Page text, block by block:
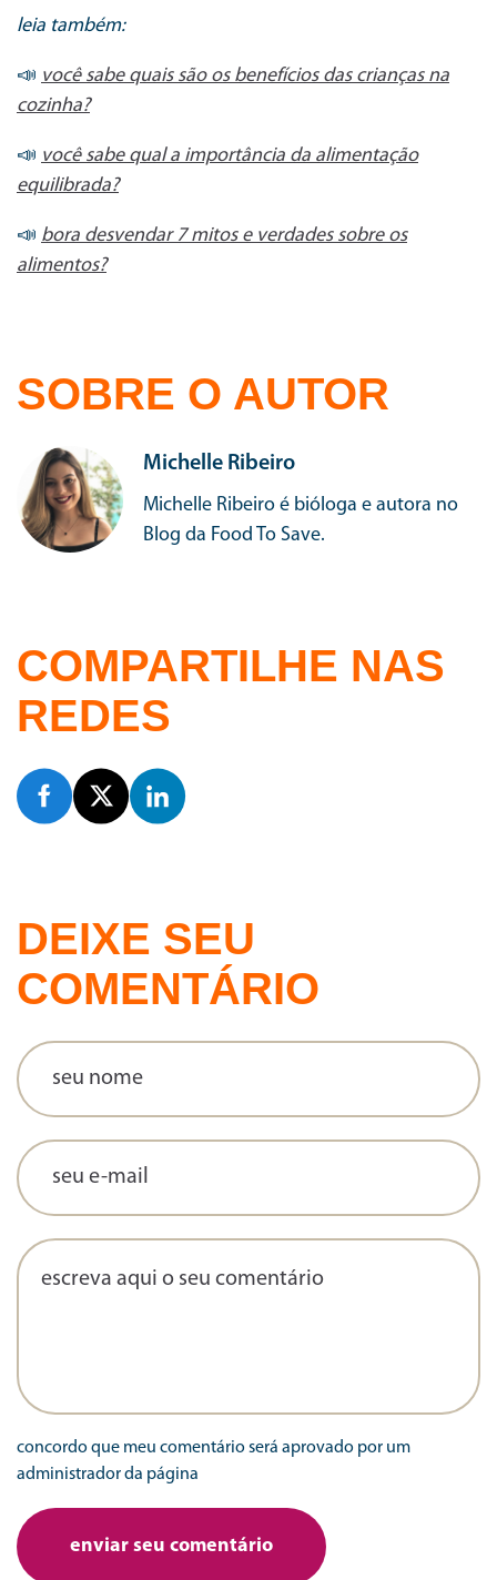
leia também:
📣 você sabe quais são os benefícios das crianças na
cozinha?
📣 você sabe qual a importância da alimentação
equilibrada?
📣 bora desvendar 7 mitos e verdades sobre os
alimentos?
SOBRE O AUTOR
Michelle Ribeiro
Michelle Ribeiro é bióloga e autora no
Blog da Food To Save.
COMPARTILHE NAS
REDES
DEIXE SEU
COMENTÁRIO
concordo que meu comentário será aprovado por um
administrador da página